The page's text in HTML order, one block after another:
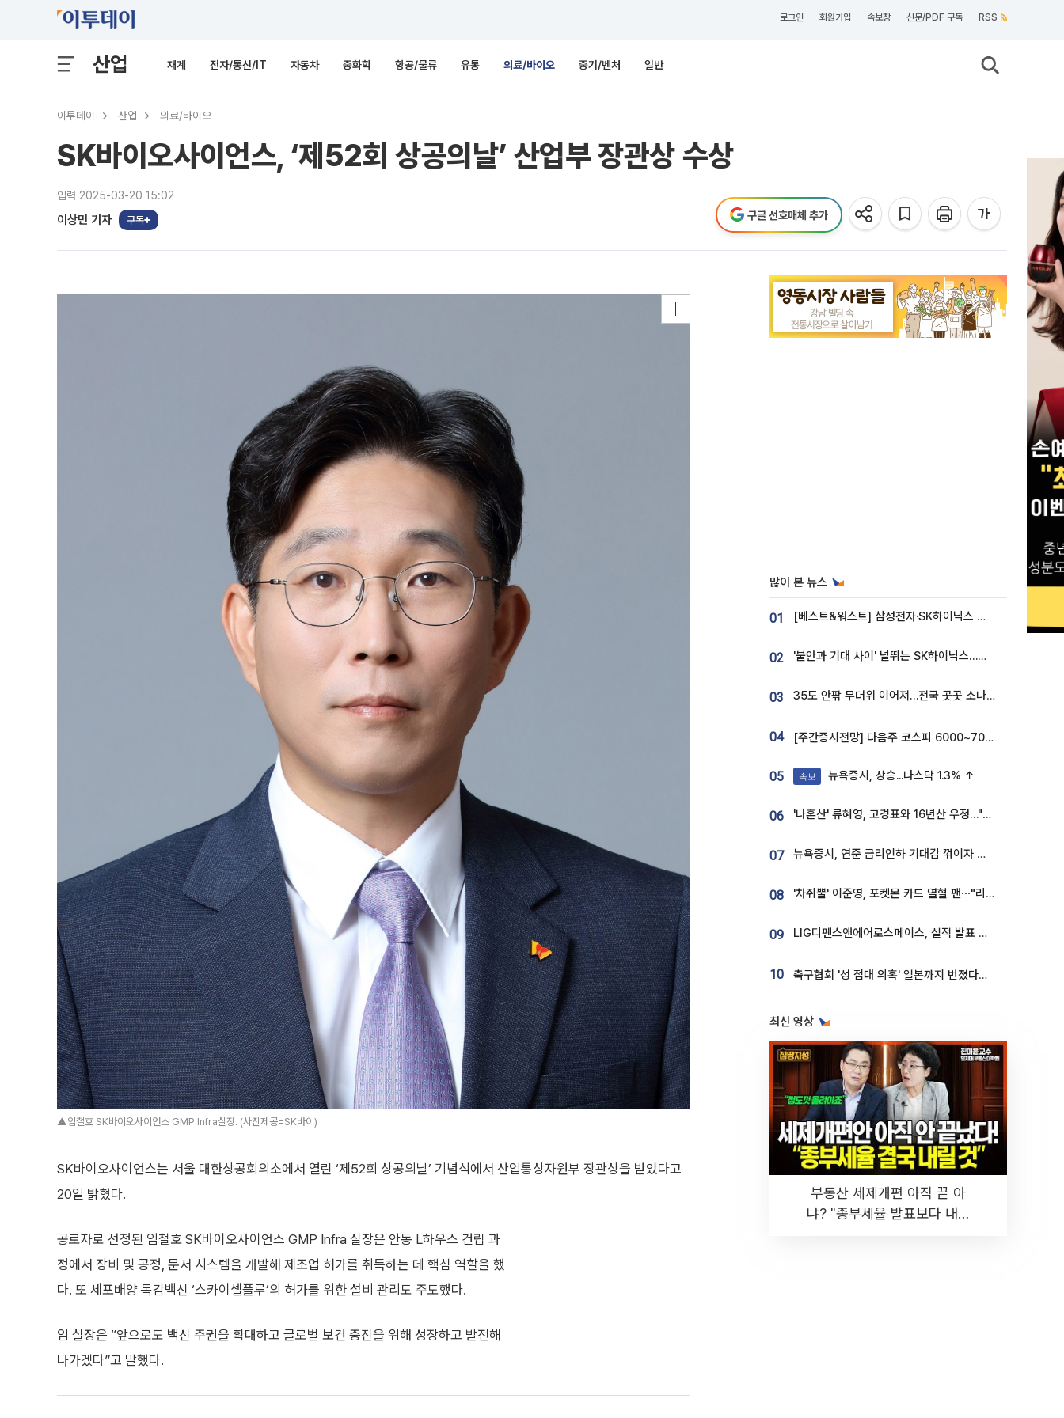
로그인 회원가입 속보창 신문/PDF 구독 RSS
산업 재계 전자/통신/IT 자동차 중화학 항공/물류 유통 의료/바이오 중기/벤처 일반
이투데이 산업 의료/바이오
SK바이오사이언스, ‘제52회 상공의날’ 산업부 장관상 수상
입력 2025-03-20 15:02
이상민 기자 구독 구글 선호매체 추가
▲임철호 SK바이오사이언스 GMP Infra실장. (사진제공=SK바이)
SK바이오사이언스는 서울 대한상공회의소에서 열린 ‘제52회 상공의날’ 기념식에서 산업통상자원부 장관상을 받았다고
20일 밝혔다.
공로자로 선정된 임철호 SK바이오사이언스 GMP Infra 실장은 안동 L하우스 건립 과
정에서 장비 및 공정, 문서 시스템을 개발해 제조업 허가를 취득하는 데 핵심 역할을 했
다. 또 세포배양 독감백신 ‘스카이셀플루’의 허가를 위한 설비 관리도 주도했다.
임 실장은 “앞으로도 백신 주권을 확대하고 글로벌 보건 증진을 위해 성장하고 발전해
나가겠다”고 말했다.
많이 본 뉴스
01 [베스트&워스트] 삼성전자·SK하이닉스 밀린 한 주…상상인증권은 85% 급등
02 '불안과 기대 사이' 널뛰는 SK하이닉스…증권가 "HBM4·LTA 기반 펀터멘털 견고"
03 35도 안팎 무더위 이어져…전국 곳곳 소나기 [오늘 날씨]
04 [주간증시전망] 다음주 코스피 6000~7000⋯“外人 수급은 정책이 변수”
05 속보 뉴욕증시, 상승...나스닥 1.3% ↑
06 '나혼산' 류혜영, 고경표와 16년산 우정…"자취방서 부모님과 마주쳐"
07 뉴욕증시, 연준 금리인하 기대감 꺾이자 상승...S&P500 사상 최고치 [종합]
08 '차쥐뿔' 이준영, 포켓몬 카드 열혈 팬⋯"리셀러 처단할 것"
09 LIG디펜스앤에어로스페이스, 실적 발표 후 급락→반등⋯증권가 “28년까지 튼튼”
10 축구협회 '성 접대 의혹' 일본까지 번졌다…日 심판 실명 공개
최신 영상
부동산 세제개편 아직 끝 아
냐? "종부세율 발표보다 내릴